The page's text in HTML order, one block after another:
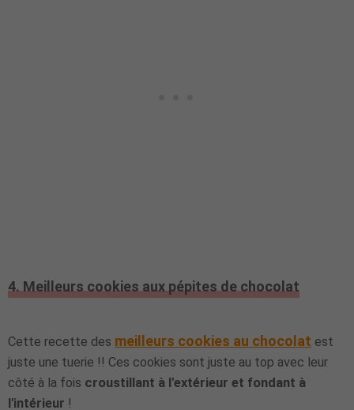
4. Meilleurs cookies aux pépites de chocolat
Cette recette des meilleurs cookies au chocolat est
juste une tuerie !! Ces cookies sont juste au top avec leur
côté à la fois croustillant à l'extérieur et fondant à
l'intérieur !